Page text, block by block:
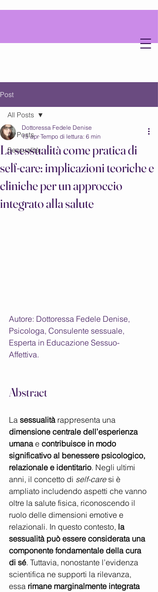
D
D
psicologa
Post
All Posts
Sessualità
All Posts
La sessualità come pratica di
self-care: implicazioni teoriche e
cliniche per un approccio
integrato alla salute
Dottoressa Fedele Denise
15 apr Tempo di lettura: 6 min
Autore: Dottoressa Fedele Denise,
Psicologa, Consulente sessuale,
Esperta in Educazione Sessuo-
Affettiva.
Abstract
La sessualità rappresenta una
dimensione centrale dell’esperienza
umana e contribuisce in modo
significativo al benessere psicologico,
relazionale e identitario. Negli ultimi
anni, il concetto di self-care si è
ampliato includendo aspetti che vanno
oltre la salute fisica, riconoscendo il
ruolo delle dimensioni emotive e
relazionali. In questo contesto, la
sessualità può essere considerata una
componente fondamentale della cura
di sé. Tuttavia, nonostante l’evidenza
scientifica ne supporti la rilevanza,
essa rimane marginalmente integrata